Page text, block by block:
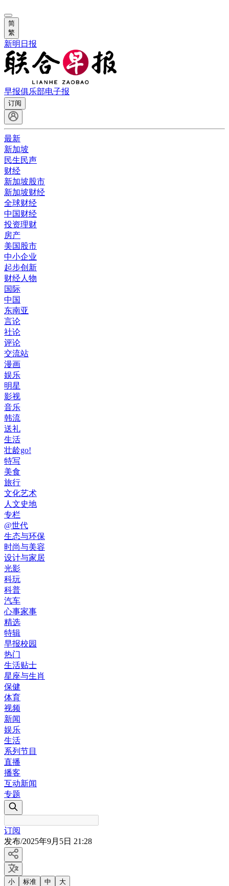
简
繁
新明日报
早报俱乐部电子报
订阅
最新
新加坡
民生民声
财经
新加坡股市
新加坡财经
全球财经
中国财经
投资理财
房产
美国股市
中小企业
起步创新
财经人物
国际
中国
东南亚
言论
社论
评论
交流站
漫画
娱乐
明星
影视
音乐
韩流
送礼
生活
壮龄go!
特写
美食
旅行
文化艺术
人文史地
专栏
@世代
生态与环保
时尚与美容
设计与家居
光影
科玩
科普
汽车
心事家事
精选
特辑
早报校园
热门
生活贴士
星座与生肖
保健
体育
视频
新闻
娱乐
生活
系列节目
直播
播客
互动新闻
专题
订阅
发布/2025年9月5日 21:28
小 标准 中 大